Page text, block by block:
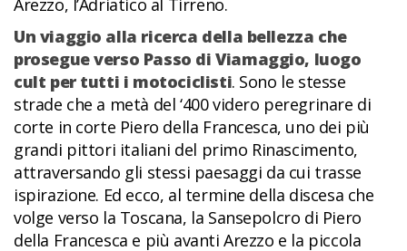
Un viaggio alla ricerca della bellezza che
prosegue verso Passo di Viamaggio, luogo
cult per tutti i motociclisti. Sono le stesse
strade che a metà del ‘400 videro peregrinare di
corte in corte Piero della Francesca, uno dei più
grandi pittori italiani del primo Rinascimento,
attraversando gli stessi paesaggi da cui trasse
ispirazione. Ed ecco, al termine della discesa che
volge verso la Toscana, la Sansepolcro di Piero
della Francesca e più avanti Arezzo e la piccola